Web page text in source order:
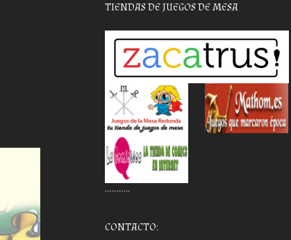
TIENDAS DE JUEGOS DE MESA
………..
CONTACTO: